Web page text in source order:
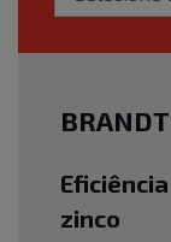
zinco